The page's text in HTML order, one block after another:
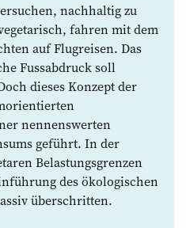
nachhaltig zu
fahren mit dem
auf Flugreisen. Das
Fussabdruck soll
dieses Konzept der
nennenswerten
geführt. In der
Belastungsgrenzen
des ökologischen
überschritten.